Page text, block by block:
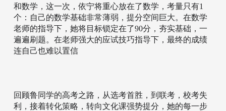
和数学，这一次，依宁将重心放在了数学，考量只有1
个：自己的数学基础非常薄弱，提分空间巨大。在数学
老师的指导下，她将目标锁定在了90分，夯实基础，一
遍遍刷题。在老师强大的应试技巧指导下，最终的成绩
连自己也难以置信
回顾鲁同学的高考之路，从选考首胜，到联考，校考失
利，接着转化策略，转向文化课强势提分，她的每一步